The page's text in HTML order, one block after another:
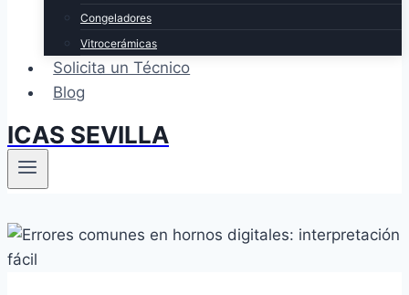
Congeladores
Vitrocerámicas
Solicita un Técnico
Blog
ICAS SEVILLA